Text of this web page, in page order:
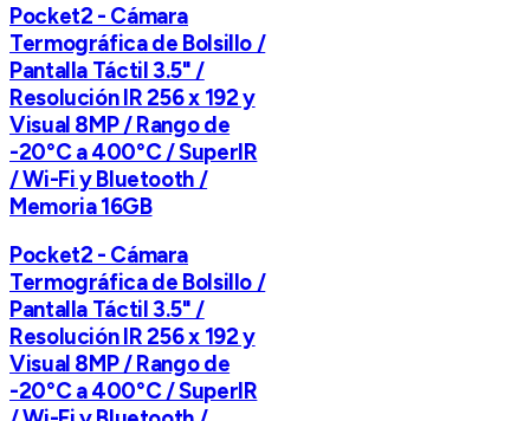
Pocket2 - Cámara
Termográfica de Bolsillo /
Pantalla Táctil 3.5" /
Resolución IR 256 x 192 y
Visual 8MP / Rango de
-20°C a 400°C / SuperIR
/ Wi-Fi y Bluetooth /
Memoria 16GB
Pocket2 - Cámara
Termográfica de Bolsillo /
Pantalla Táctil 3.5" /
Resolución IR 256 x 192 y
Visual 8MP / Rango de
-20°C a 400°C / SuperIR